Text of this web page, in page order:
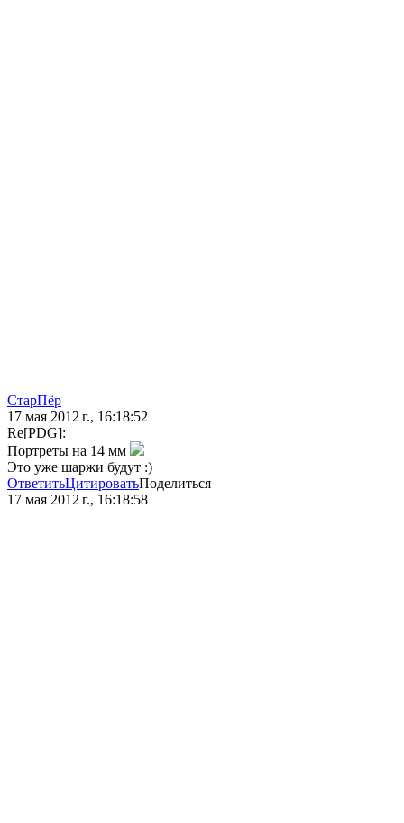
СтарПёр
17 мая 2012 г., 16:18:52
Re[PDG]:
Портреты на 14 мм
Это уже шаржи будут :)
ОтветитьЦитироватьПоделиться
17 мая 2012 г., 16:18:58